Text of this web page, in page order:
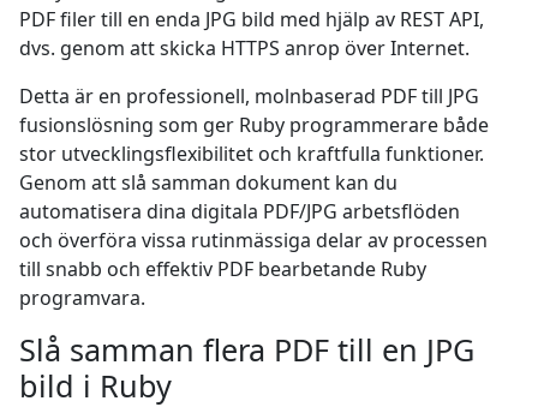
PDF filer till en enda JPG bild med hjälp av REST API,
dvs. genom att skicka HTTPS anrop över Internet.
Detta är en professionell, molnbaserad PDF till JPG
fusionslösning som ger Ruby programmerare både
stor utvecklingsflexibilitet och kraftfulla funktioner.
Genom att slå samman dokument kan du
automatisera dina digitala PDF/JPG arbetsflöden
och överföra vissa rutinmässiga delar av processen
till snabb och effektiv PDF bearbetande Ruby
programvara.
Slå samman flera PDF till en JPG
bild i Ruby